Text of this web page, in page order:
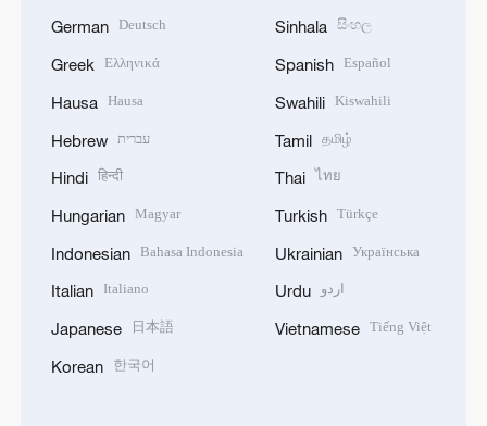
German Deutsch
Greek Ελληνικά
Hausa Hausa
Hebrew עברית
Hindi हिन्दी
Hungarian Magyar
Indonesian Bahasa Indonesia
Italian Italiano
Japanese 日本語
Korean 한국어
Sinhala සිංහල
Spanish Español
Swahili Kiswahili
Tamil தமிழ்
Thai ไทย
Turkish Türkçe
Ukrainian Українська
Urdu اردو
Vietnamese Tiếng Việt